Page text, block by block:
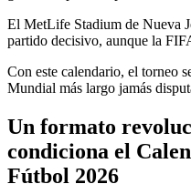
El MetLife Stadium de Nueva
partido decisivo, aunque la
Con este calendario, el torneo
Mundial más largo jamás
Un formato
condiciona el
Fútbol 2026